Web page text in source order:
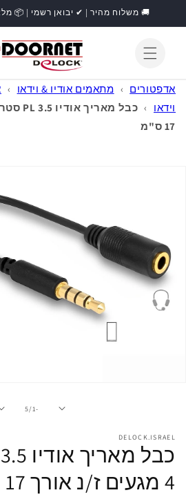
דילוג🚚 משלוח מהיר | ✔ יבואן רשמי | 📦
אדפטורים › מתאמים אודיו & וידאו ›
וידאו
›
17 ס"מ
-1
/מתוך
5
DELOCK.ISRAEL
4 מגעים ז/נ אורך 17 ס"מ